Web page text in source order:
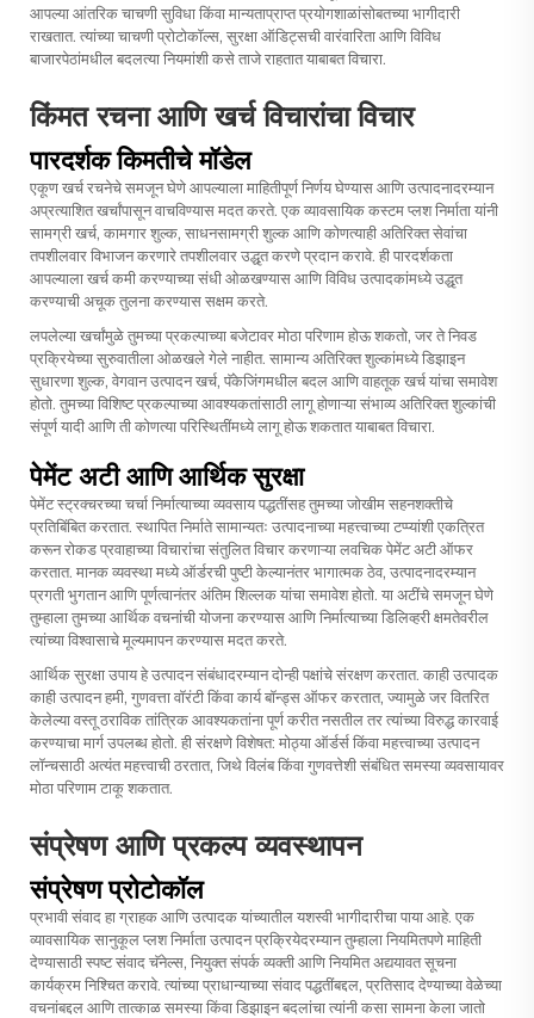
आपल्या आंतरिक चाचणी सुविधा किंवा मान्यताप्राप्त प्रयोगशाळांसोबतच्या भागीदारी
राखतात. त्यांच्या चाचणी प्रोटोकॉल्स, सुरक्षा ऑडिट्सची वारंवारिता आणि विविध
बाजारपेठांमधील बदलत्या नियमांशी कसे ताजे राहतात याबाबत विचारा.
किंमत रचना आणि खर्च विचारांचा विचार
पारदर्शक किमतीचे मॉडेल
एकूण खर्च रचनेचे समजून घेणे आपल्याला माहितीपूर्ण निर्णय घेण्यास आणि उत्पादनादरम्यान
अप्रत्याशित खर्चांपासून वाचविण्यास मदत करते. एक व्यावसायिककस्टम प्लश निर्मातायांनी
सामग्री खर्च, कामगार शुल्क, साधनसामग्री शुल्क आणि कोणत्याही अतिरिक्त सेवांचा
तपशीलवार विभाजन करणारे तपशीलवार उद्धृत करणे प्रदान करावे. ही पारदर्शकता
आपल्याला खर्च कमी करण्याच्या संधी ओळखण्यास आणि विविध उत्पादकांमध्ये उद्धृत
करण्याची अचूक तुलना करण्यास सक्षम करते.
लपलेल्या खर्चांमुळे तुमच्या प्रकल्पाच्या बजेटावर मोठा परिणाम होऊ शकतो, जर ते निवड
प्रक्रियेच्या सुरुवातीला ओळखले गेले नाहीत. सामान्य अतिरिक्त शुल्कांमध्ये डिझाइन
सुधारणा शुल्क, वेगवान उत्पादन खर्च, पॅकेजिंगमधील बदल आणि वाहतूक खर्च यांचा समावेश
होतो. तुमच्या विशिष्ट प्रकल्पाच्या आवश्यकतांसाठी लागू होणाऱ्या संभाव्य अतिरिक्त शुल्कांची
संपूर्ण यादी आणि ती कोणत्या परिस्थितींमध्ये लागू होऊ शकतात याबाबत विचारा.
पेमेंट अटी आणि आर्थिक सुरक्षा
पेमेंट स्ट्रक्चरच्या चर्चा निर्मात्याच्या व्यवसाय पद्धतींसह तुमच्या जोखीम सहनशक्तीचे
प्रतिबिंबित करतात. स्थापित निर्माते सामान्यतः उत्पादनाच्या महत्त्वाच्या टप्प्यांशी एकत्रित
करून रोकड प्रवाहाच्या विचारांचा संतुलित विचार करणाऱ्या लवचिक पेमेंट अटी ऑफर
करतात. मानक व्यवस्था मध्ये ऑर्डरची पुष्टी केल्यानंतर भागात्मक ठेव, उत्पादनादरम्यान
प्रगती भुगतान आणि पूर्णत्वानंतर अंतिम शिल्लक यांचा समावेश होतो. या अटींचे समजून घेणे
तुम्हाला तुमच्या आर्थिक वचनांची योजना करण्यास आणि निर्मात्याच्या डिलिव्हरी क्षमतेवरील
त्यांच्या विश्वासाचे मूल्यमापन करण्यास मदत करते.
आर्थिक सुरक्षा उपाय हे उत्पादन संबंधादरम्यान दोन्ही पक्षांचे संरक्षण करतात. काही उत्पादक
काही उत्पादन हमी, गुणवत्ता वॉरंटी किंवा कार्य बॉन्ड्स ऑफर करतात, ज्यामुळे जर वितरित
केलेल्या वस्तू ठराविक तांत्रिक आवश्यकतांना पूर्ण करीत नसतील तर त्यांच्या विरुद्ध कारवाई
करण्याचा मार्ग उपलब्ध होतो. ही संरक्षणे विशेषत: मोठ्या ऑर्डर्स किंवा महत्त्वाच्या उत्पादन
लॉन्चसाठी अत्यंत महत्त्वाची ठरतात, जिथे विलंब किंवा गुणवत्तेशी संबंधित समस्या व्यवसायावर
मोठा परिणाम टाकू शकतात.
संप्रेषण आणि प्रकल्प व्यवस्थापन
संप्रेषण प्रोटोकॉल
प्रभावी संवाद हा ग्राहक आणि उत्पादक यांच्यातील यशस्वी भागीदारीचा पाया आहे. एक
व्यावसायिक सानुकूल प्लश निर्माता उत्पादन प्रक्रियेदरम्यान तुम्हाला नियमितपणे माहिती
देण्यासाठी स्पष्ट संवाद चॅनेल्स, नियुक्त संपर्क व्यक्ती आणि नियमित अद्ययावत सूचना
कार्यक्रम निश्चित करावे. त्यांच्या प्राधान्याच्या संवाद पद्धतींबद्दल, प्रतिसाद देण्याच्या वेळेच्या
वचनांबद्दल आणि तात्काळ समस्या किंवा डिझाइन बदलांचा त्यांनी कसा सामना केला जातो